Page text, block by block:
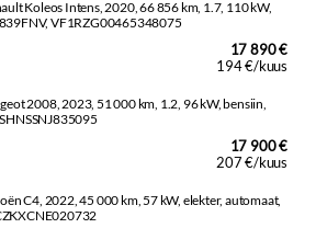
17 890 €
194 €/kuus
17 900 €
207 €/kuus